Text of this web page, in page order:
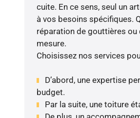
cuite. En ce sens, seul un
à vos besoins spécifiques.
réparation de gouttières ou
mesure.
Choisissez nos services
D’abord, une expertise
budget.
Par la suite, une toiture